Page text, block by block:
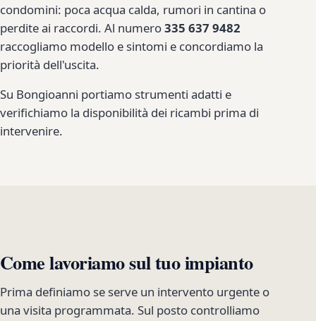
condomini: poca acqua calda, rumori in cantina o
perdite ai raccordi. Al numero335 637 9482
raccogliamo modello e sintomi e concordiamo la
priorità dell'uscita.
Su Bongioanni portiamo strumenti adatti e
verifichiamo la disponibilità dei ricambi prima di
intervenire.
Come lavoriamo sul tuo impianto
Prima definiamo se serve un intervento urgente o
una visita programmata. Sul posto controlliamo